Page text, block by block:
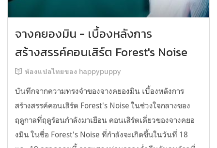
จางคยองมิน - เบื้องหลังการ
สร้างสรรค์คอนเสิร์ต Forest's Noise
ห้องแปลไทยของ happypuppy
บันทึกจากความทรงจำของจางคยองมิน เบื้องหลังการ
สร้างสรรค์คอนเสิร์ต Forest's Noise ในช่วงใจกลางของ
ฤดูกาลที่ฤดูร้อนกำลังมาเยือน คอนเสิร์ตเดี่ยวของจางคยอ
งมิน ในชื่อ Forest's Noise ที่กำลังจะเกิดขึ้นในวันที่ 18